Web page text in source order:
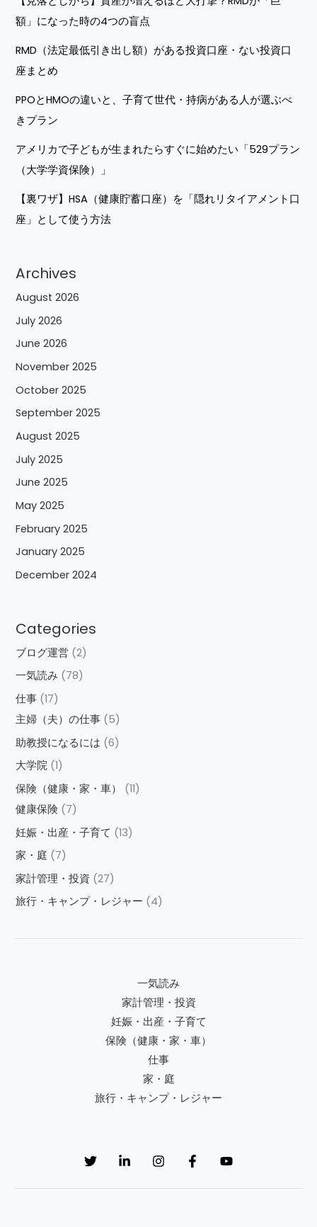
RMD（法定最低引き出し額）がある投資口座・ない投資口
座まとめ
PPOとHMOの違いと、子育て世代・持病がある人が選ぶべ
きプラン
アメリカで子どもが生まれたらすぐに始めたい「529プラン
（大学学資保険）」
【裏ワザ】HSA（健康貯蓄口座）を「隠れリタイアメント口
座」として使う方法
August 2026
July 2026
June 2026
November 2025
October 2025
September 2025
August 2025
July 2025
June 2025
May 2025
February 2025
January 2025
December 2024
ブログ運営(2)
一気読み(78)
仕事(17)
主婦（夫）の仕事
助教授になるには (6)
大学院(1)
保険（健康・家・車）
健康保険(7)
妊娠・出産・子育て
家・庭 (7)
家計管理・投資
旅行・キャンプ・レジャー
家計管理・投資
妊娠・出産・子育て
保険（健康・家・車）
仕事
家・庭
旅行・キャンプ・レジャー